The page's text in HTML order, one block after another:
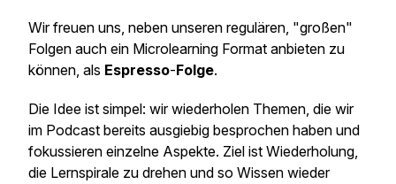
Wir freuen uns, neben unseren regulären, "großen"
Folgen auch ein Microlearning Format anbieten zu
können, als Espresso-Folge.
Die Idee ist simpel: wir wiederholen Themen, die wir
im Podcast bereits ausgiebig besprochen haben und
fokussieren einzelne Aspekte. Ziel ist Wiederholung,
die Lernspirale zu drehen und so Wissen wieder